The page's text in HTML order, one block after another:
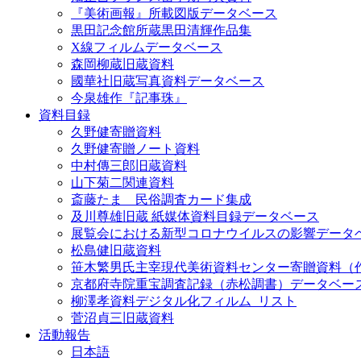
『美術画報』所載図版データベース
黒田記念館所蔵黒田清輝作品集
X線フィルムデータベース
森岡柳蔵旧蔵資料
國華社旧蔵写真資料データベース
今泉雄作『記事珠』
資料目録
久野健寄贈資料
久野健寄贈ノート資料
中村傳三郎旧蔵資料
山下菊二関連資料
斎藤たま 民俗調査カード集成
及川尊雄旧蔵 紙媒体資料目録データベース
展覧会における新型コロナウイルスの影響データ
松島健旧蔵資料
笹木繁男氏主宰現代美術資料センター寄贈資料（
京都府寺院重宝調査記録（赤松調書）データベー
柳澤孝資料デジタル化フィルム_リスト
菅沼貞三旧蔵資料
活動報告
日本語